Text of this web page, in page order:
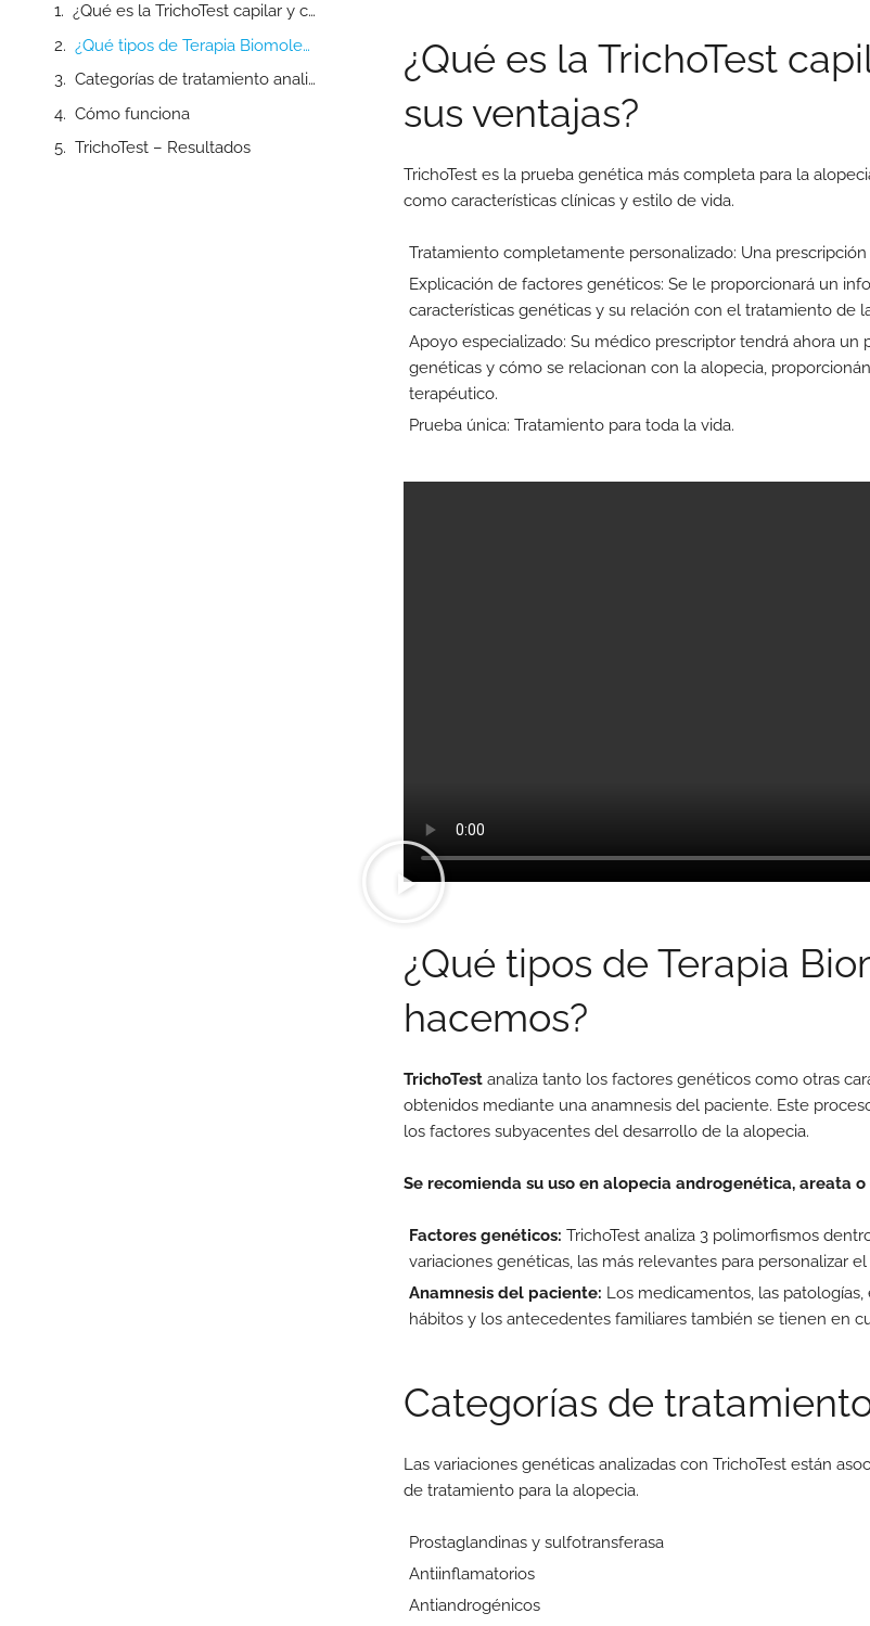
¿Qué es la TrichoTest capilar y cuáles son sus ventajas?
¿Qué tipos de Terapia Biomolecular Capilar hacemos?
Categorías de tratamiento analizadas
Cómo funciona
TrichoTest – Resultados
¿Qué es la TrichoTest
sus ventajas?
TrichoTest es la prueba genética más completa para la
como características clínicas y estilo de vida.
Tratamiento completamente personalizado: Una
Explicación de factores genéticos: Se le proporcionará un
características genéticas y su relación con el tratamiento de
Apoyo especializado: Su médico prescriptor tendrá ahora
genéticas y cómo se relacionan con la alopecia,
terapéutico.
Prueba única: Tratamiento para toda la vida.
¿Qué tipos de Terapia
hacemos?
TrichoTest analiza tanto los factores genéticos como otras
obtenidos mediante una anamnesis del paciente. Este
los factores subyacentes del desarrollo de la alopecia.
Se recomienda su uso en alopecia androgenética, areata
Factores genéticos: TrichoTest analiza 3 polimorfismos
variaciones genéticas, las más relevantes para personalizar
Anamnesis del paciente: Los medicamentos, las
hábitos y los antecedentes familiares también se tienen en
Categorías de
Las variaciones genéticas analizadas con TrichoTest están
de tratamiento para la alopecia.
Prostaglandinas y sulfotransferasa
Antiinflamatorios
Antiandrogénicos